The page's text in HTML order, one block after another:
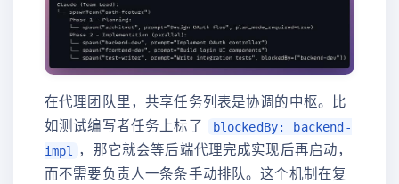
在代理团队里，共享任务列表是协调的中枢。比
如测试编写者任务上标了
blockedBy: backend-
impl
，那它就会等后端代理完成实现后再启动，
而不需要负责人一条条手动排队。这个机制在复